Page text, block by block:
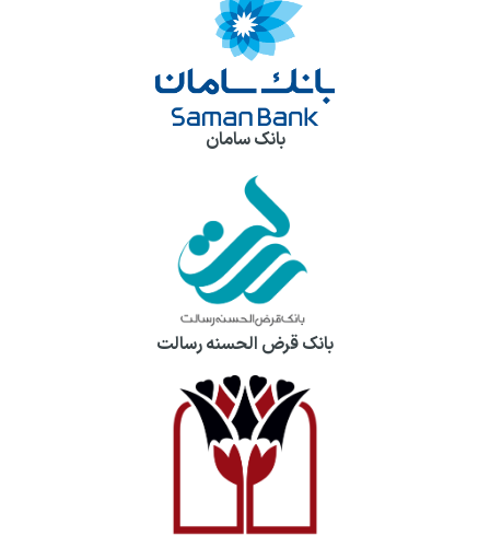
بانک سامان
بانک قرض الحسنه رسالت